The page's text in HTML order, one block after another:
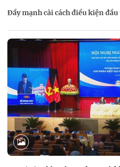
Đẩy mạnh cải cách điều kiện